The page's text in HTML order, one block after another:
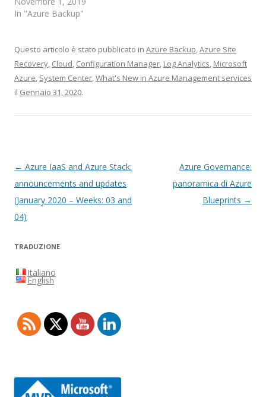
In "Azure Backup"
Questo articolo è stato pubblicato in Azure Backup,Azure Site
Recovery, Cloud, Configuration Manager, Log Analytics, Microsoft
Azure, System Center,What's New in Azure Management services
il Gennaio 31, 2020.
Navigazione
articolo
← Azure IaaS and Azure Stack:
announcements and updates
(January 2020 – Weeks: 03 and
04)
Azure Governance:
panoramica di Azure
Blueprints →
TRADUZIONE
Italiano
English